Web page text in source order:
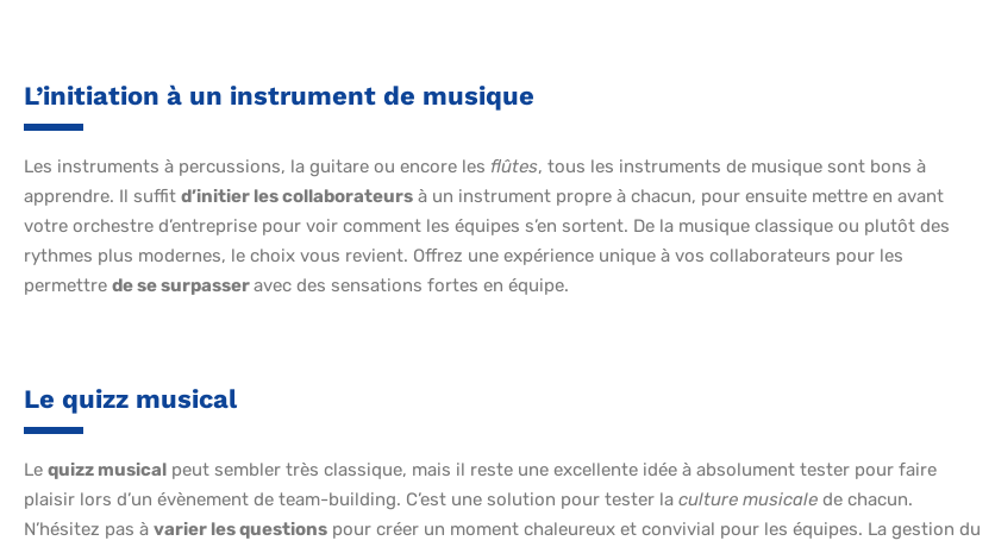
L’initiation à un instrument de musique
Les instruments à percussions, la guitare ou encore les flûtes, tous les instruments de musique sont bons à
apprendre. Il suffit d’initier les collaborateurs à un instrument propre à chacun, pour ensuite mettre en avant
votre orchestre d’entreprise pour voir comment les équipes s’en sortent. De la musique classique ou plutôt des
rythmes plus modernes, le choix vous revient. Offrez une expérience unique à vos collaborateurs pour les
permettre de se surpasseravec des sensations fortes en équipe.
Le quizz musical
Le quizz musical peut sembler très classique, mais il reste une excellente idée à absolument tester pour faire
plaisir lors d’un évènement de team-building. C’est une solution pour tester la culture musicale de chacun.
N’hésitez pas à varier les questions pour créer un moment chaleureux et convivial pour les équipes. La gestion du